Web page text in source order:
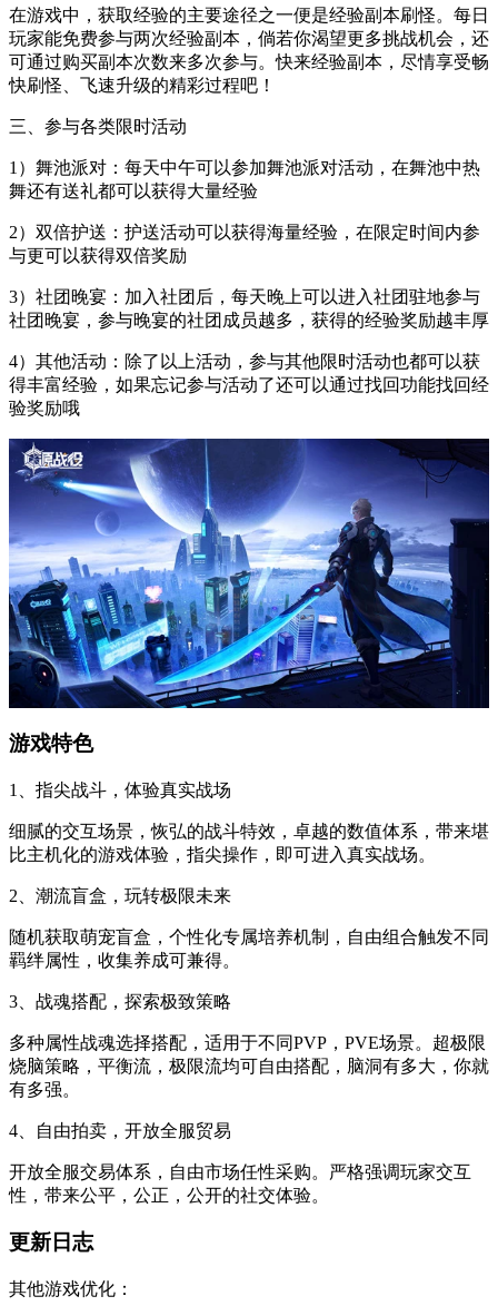
在游戏中，获取经验的主要途径之一便是经验副本刷怪。每日
玩家能免费参与两次经验副本，倘若你渴望更多挑战机会，还
可通过购买副本次数来多次参与。快来经验副本，尽情享受畅
快刷怪、飞速升级的精彩过程吧！
三、参与各类限时活动
1）舞池派对：每天中午可以参加舞池派对活动，在舞池中热
舞还有送礼都可以获得大量经验
2）双倍护送：护送活动可以获得海量经验，在限定时间内参
与更可以获得双倍奖励
3）社团晚宴：加入社团后，每天晚上可以进入社团驻地参与
社团晚宴，参与晚宴的社团成员越多，获得的经验奖励越丰厚
4）其他活动：除了以上活动，参与其他限时活动也都可以获
得丰富经验，如果忘记参与活动了还可以通过找回功能找回经
验奖励哦
游戏特色
1、指尖战斗，体验真实战场
细腻的交互场景，恢弘的战斗特效，卓越的数值体系，带来堪
比主机化的游戏体验，指尖操作，即可进入真实战场。
2、潮流盲盒，玩转极限未来
随机获取萌宠盲盒，个性化专属培养机制，自由组合触发不同
羁绊属性，收集养成可兼得。
3、战魂搭配，探索极致策略
多种属性战魂选择搭配，适用于不同PVP，PVE场景。超极限
烧脑策略，平衡流，极限流均可自由搭配，脑洞有多大，你就
有多强。
4、自由拍卖，开放全服贸易
开放全服交易体系，自由市场任性采购。严格强调玩家交互
性，带来公平，公正，公开的社交体验。
更新日志
其他游戏优化：